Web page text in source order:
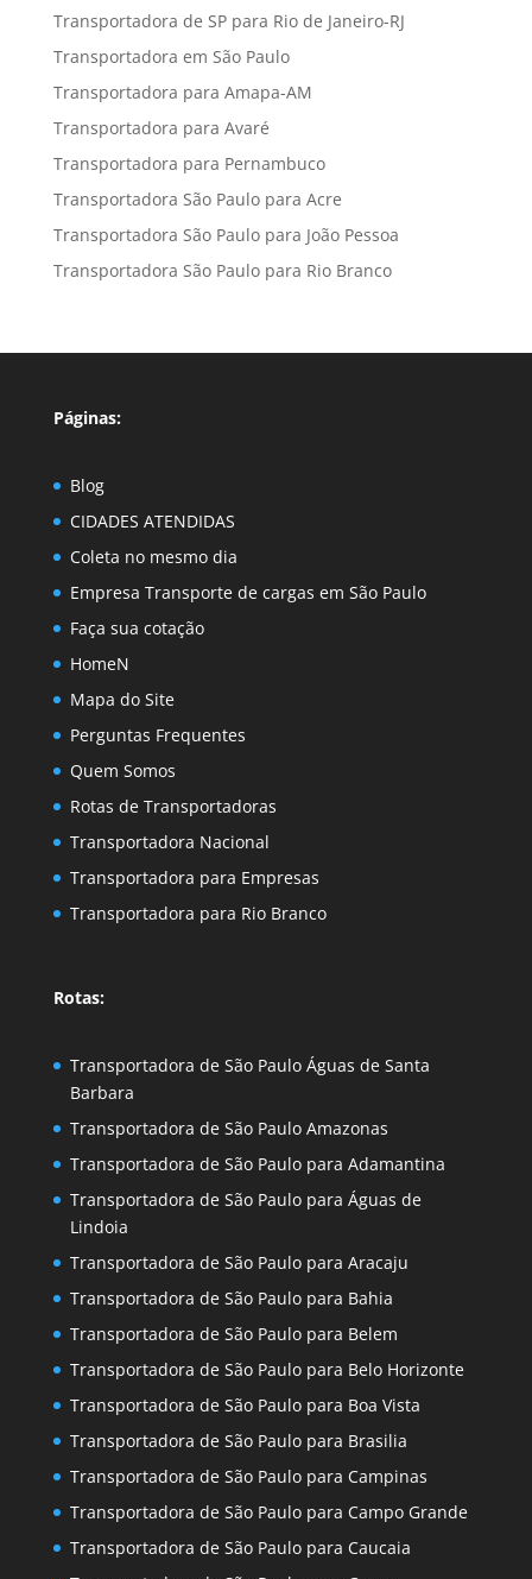
Transportadora de SP para Rio de Janeiro-RJ
Transportadora em São Paulo
Transportadora para Amapa-AM
Transportadora para Avaré
Transportadora para Pernambuco
Transportadora São Paulo para Acre
Transportadora São Paulo para João Pessoa
Transportadora São Paulo para Rio Branco
Páginas:
Blog
CIDADES ATENDIDAS
Coleta no mesmo dia
Empresa Transporte de cargas em São Paulo
Faça sua cotação
HomeN
Mapa do Site
Perguntas Frequentes
Quem Somos
Rotas de Transportadoras
Transportadora Nacional
Transportadora para Empresas
Transportadora para Rio Branco
Rotas:
Transportadora de São Paulo Águas de Santa
Barbara
Transportadora de São Paulo Amazonas
Transportadora de São Paulo para Adamantina
Transportadora de São Paulo para Águas de
Lindoia
Transportadora de São Paulo para Aracaju
Transportadora de São Paulo para Bahia
Transportadora de São Paulo para Belem
Transportadora de São Paulo para Belo Horizonte
Transportadora de São Paulo para Boa Vista
Transportadora de São Paulo para Brasilia
Transportadora de São Paulo para Campinas
Transportadora de São Paulo para Campo Grande
Transportadora de São Paulo para Caucaia